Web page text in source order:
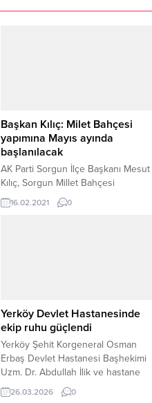
Başkan Kılıç: Milet Bahçesi
yapımına Mayıs ayında
başlanılacak
AK Parti Sorgun İlçe Başkanı Mesut
Kılıç, Sorgun Millet Bahçesi
yapımına Mayıs ayı itibari ile
başlanılacağını söyledi.
16.02.2021 0
Yerköy Devlet Hastanesinde
ekip ruhu güçlendi
Yerköy Şehit Korgeneral Osman
Erbaş Devlet Hastanesi Başhekimi
Uzm. Dr. Abdullah İlik ve hastane
yönetimi, idari birim personeliyle
düzenlenen kahvaltı programında
26.03.2026 0